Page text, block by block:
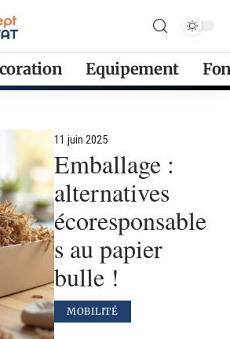
Equipement
11 juin 2025
Emballage :
alternatives
écoresponsable
s au papier
bulle !
MOBILITÉ